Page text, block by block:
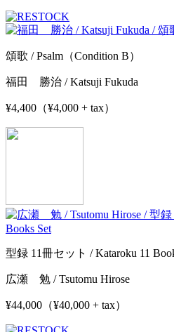
頌歌 / Psalm（Condition B）
福田 勝治 / Katsuji Fukuda
¥4,400（¥4,000 + tax）
型録 11冊セット / Kataroku 11
広瀬 勉 / Tsutomu Hirose
¥44,000（¥40,000 + tax）